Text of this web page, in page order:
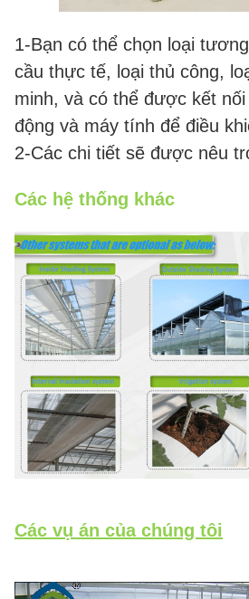
1-Bạn có thể chọn loại
cầu thực tế, loại thủ công,
minh, và có thể được kết
động và máy tính để điều
2-Các chi tiết sẽ được nêu
Các hệ thống khác
Các vụ án của chúng tôi